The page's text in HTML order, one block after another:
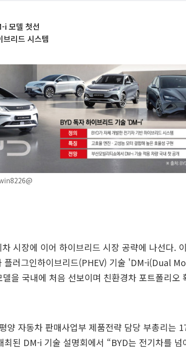
i 모델 첫선
브리드 시스템
시장에 이어 하이브리드 시장 공략에 나선다.
플러그인하이브리드(PHEV) 기술 'DM-i(Dual
을 국내에 처음 선보이며 친환경차 포트폴리오
양 자동차 판매사업부 제품전략 담당 부총리는
최된 DM-i 기술 설명회에서 “BYD는 전기차를 넘